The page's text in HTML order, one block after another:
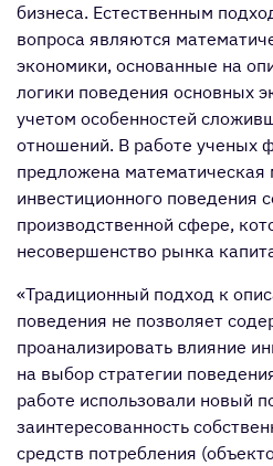
бизнеса. Естественным
вопроса являются
экономики, основанные на
логики поведения основных
учетом особенностей
отношений. В работе ученых
предложена математическая
инвестиционного поведения
производственной сфере,
несовершенство рынка
«Традиционный подход к
поведения не позволяет
проанализировать влияние
на выбор стратегии
работе использовали новый
заинтересованность
средств потребления